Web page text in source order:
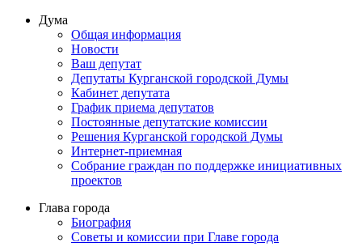
Дума
Общая информация
Новости
Ваш депутат
Депутаты Курганской городской Думы
Кабинет депутата
График приема депутатов
Постоянные депутатские комиссии
Решения Курганской городской Думы
Интернет-приемная
Собрание граждан по поддержке инициативных
проектов
Глава города
Биография
Советы и комиссии при Главе города